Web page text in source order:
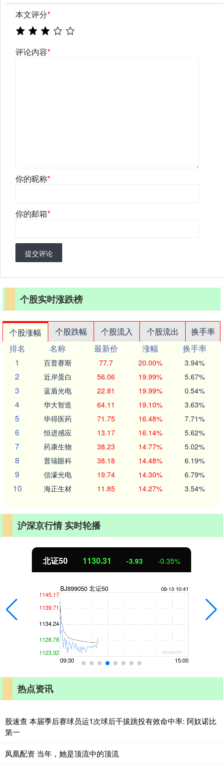
本文评分*
评论内容*
你的昵称*
你的邮箱*
提交评论
个股实时涨跌榜
个股涨幅 个股跌幅 个股流入 个股流出
换手率
排名
名称 最新价 涨幅
换手率
1
百普赛斯 77.7 20.00% 3.94%
2 近岸蛋白 56.06 19.99% 5.67%
3 蓝盾光电 22.81 19.99% 0.54%
4 华大智造 64.11 19.10% 3.63%
5 毕得医药 71.75 16.48% 7.71%
6 恒进感应 13.17 16.14% 5.62%
7 药康生物 38.23 14.77% 5.02%
8 普瑞眼科 38.18 14.48% 6.19%
9 信濠光电 19.74 14.30% 6.79%
10 海正生材 11.85 14.27% 3.54%
沪深京行情 实时轮播
北证50 1130.31 -3.93 -0.35%
热点资讯
股速查 本届季后赛球员运1次球后干拔跳投有效命中率: 阿奴诺比
第一
凤凰配资 当年，她是顶流中的顶流